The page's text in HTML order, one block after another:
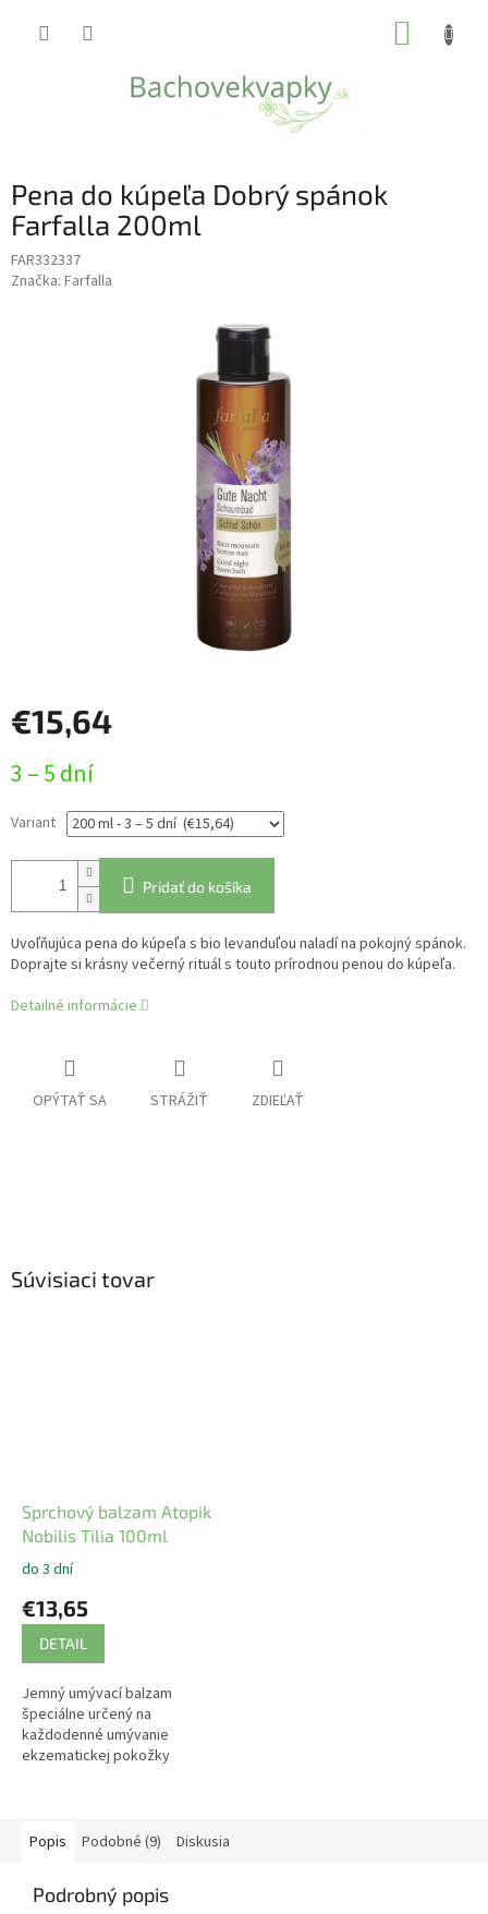
Pena do kúpeľa Dobrý spánok
Farfalla 200ml
FAR332337
Značka: Farfalla
€15,64
cena:
3 – 5 dní
Variant
Pridať do košíka
Uvoľňujúca pena do kúpeľa s bio levanduľou naladí na pokojný spánok.
Doprajte si krásny večerný rituál s touto prírodnou penou do kúpeľa.
Detailné informácie
OPÝTAŤ SA STRÁŽIŤ ZDIEĽAŤ
Súvisiaci tovar
Sprchový balzam Atopik
Nobilis Tilia 100ml
do 3 dní
€13,65
DETAIL
Jemný umývací balzam
špeciálne určený na
každodenné umývanie
ekzematickej pokožky
Popis Podobné (9) Diskusia
Podrobný popis